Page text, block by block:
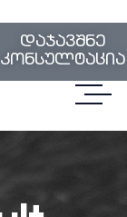
დაჯავშნე
კონსულტაცია